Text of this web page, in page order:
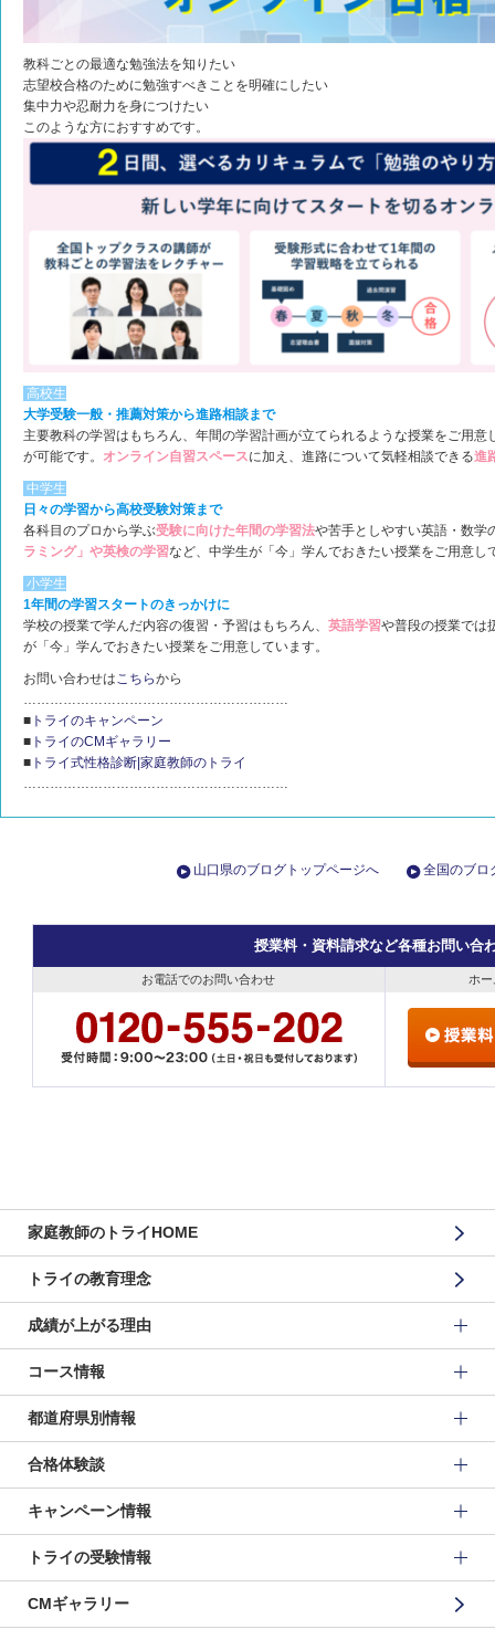
教科ごとの最適な勉強法を知りたい
志望校合格のために勉強すべきことを明確にしたい
集中力や忍耐力を身につけたい
このような方におすすめです。
高校生
大学受験一般・推薦対策から進路相談まで
主要教科の学習はもちろん、年間の学習計画が立てられるような授業をご用
が可能です。 オンライン自習スペースに加え、進路について気軽相談できる進
中学生
日々の学習から高校受験対策まで
各科目のプロから学ぶ受験に向けた年間の学習法や苦手としやすい英語・数学
ラミング」や英検の学習など、中学生が「今」学んでおきたい授業をご用意し
小学生
1年間の学習スタートのきっかけに
学校の授業で学んだ内容の復習・予習はもちろん、 英語学習や普段の授業では
が「今」学んでおきたい授業をご用意しています。
お問い合わせはこちらから
……………………………………………………
■ トライのキャンペーン
■ トライのCMギャラリー
■ トライ式性格診断|家庭教師のトライ
……………………………………………………
山口県のブログトップページへ 全国のブロ
授業料・資料請求など各種お問い合
お電話でのお問い合わせ ホ
家庭教師のトライHOME
トライの教育理念
成績が上がる理由
コース情報
都道府県別情報
合格体験談
キャンペーン情報
トライの受験情報
CMギャラリー